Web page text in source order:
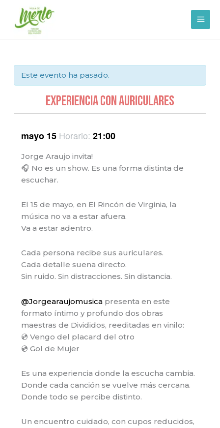
contenido
Este evento ha pasado.
EXPERIENCIA CON AURICULARES
mayo 15 Horario:21:00
Jorge Araujo invita!
🎧 No es un show. Es una forma distinta de
escuchar.
El 15 de mayo, en El Rincón de Virginia, la
música no va a estar afuera.
Va a estar adentro.
Cada persona recibe sus auriculares.
Cada detalle suena directo.
Sin ruido. Sin distracciones. Sin distancia.
@Jorgearaujomusica presenta en este
formato íntimo y profundo dos obras
maestras de Divididos, reeditadas en vinilo:
💿 Vengo del placard del otro
💿 Gol de Mujer
Es una experiencia donde la escucha cambia.
Donde cada canción se vuelve más cercana.
Donde todo se percibe distinto.
Un encuentro cuidado, con cupos reducidos,